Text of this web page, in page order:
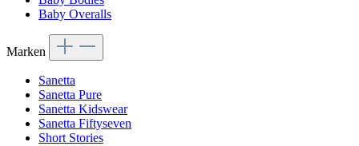
Baby Overalls
Marken
Sanetta
Sanetta Pure
Sanetta Kidswear
Sanetta Fiftyseven
Short Stories